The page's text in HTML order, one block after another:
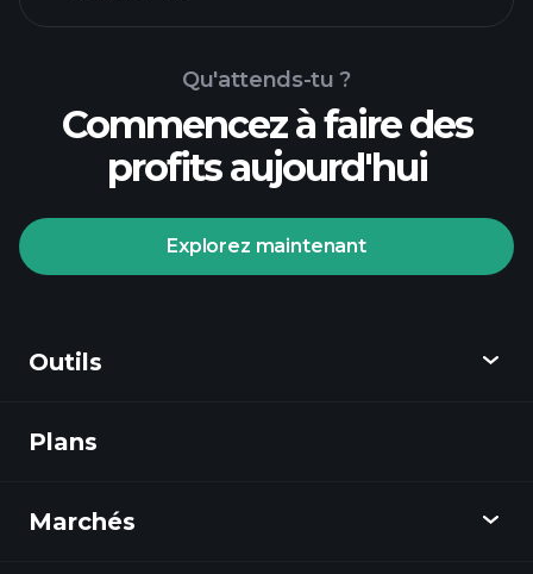
Tournois Playtrade
informations quotidiennes sur le marché
surveillance
Qu'attends-tu ?
Commencez à faire des
profits aujourd'hui
Explorez maintenant
Outils
Découvrir
Plans
Marchés